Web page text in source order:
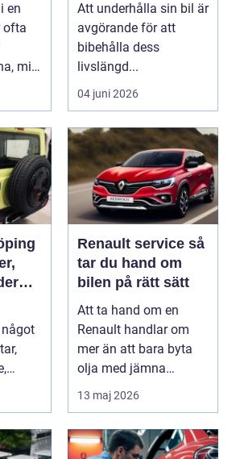
en
ofta
mitt
Att underhålla sin bil är
avgörande för att
bibehålla dess
livslängd...
04 juni 2026
Renault service så
tar du hand om
bilen på rätt sätt
Att ta hand om en
Renault handlar om
mer än att bara byta
olja med jämna
mellanrum. För många
biläga...
13 maj 2026